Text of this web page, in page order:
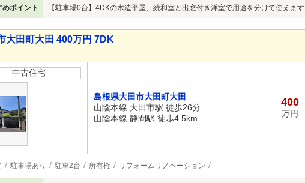
めポイント 【駐車場0台】4DKの木造平屋、続和室と出窓付き洋室で用途を分けて使えます
大田町大田 400万円 7DK
中古住宅
島根県大田市大田町大田
山陰本線 大田市駅 徒歩26分
山陰本線 静間駅 徒歩4.5km
400
万円
駐車場あり 駐車2台 所有権 リフォームリノベーション